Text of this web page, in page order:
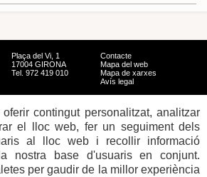
Plaça del Vi, 1
17004 GIRONA
Tel. 972 419 010
Contacte
Mapa del web
Mapa de xarxes
Avís legal
contingut personalitzat, analitzar
el lloc web, fer un seguiment dels
al lloc web i recollir informació
nostra base d'usuaris en conjunt.
per gaudir de la millor experiència